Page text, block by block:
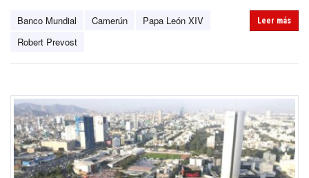
Banco Mundial Camerún
Papa León XIV
Robert Prevost
Leer más